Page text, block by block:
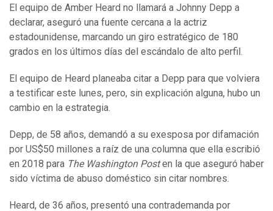
El equipo de Amber Heard no llamará a Johnny Depp a
declarar, aseguró una fuente cercana a la actriz
estadounidense, marcando un giro estratégico de 180
grados en los últimos días del escándalo de alto perfil.
El equipo de Heard planeaba citar a Depp para que volviera
a testificar este lunes, pero, sin explicación alguna, hubo un
cambio en la estrategia.
Depp, de 58 años, demandó a su exesposa por difamación
por US$50 millones a raíz de una columna que ella escribió
en 2018 para The Washington Posten la que aseguró haber
sido víctima de abuso doméstico sin citar nombres.
Heard, de 36 años, presentó una contrademanda por